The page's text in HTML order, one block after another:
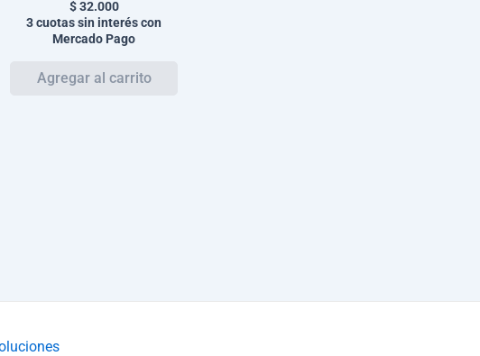
Picture Soundtrack)
$32.000
3 cuotas sin interés con
Mercado Pago